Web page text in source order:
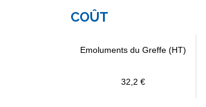
COÛT
Emoluments du Greffe (HT)
32,2 €